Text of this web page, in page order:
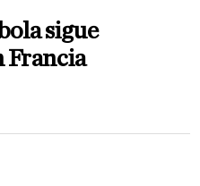
sigue
Francia